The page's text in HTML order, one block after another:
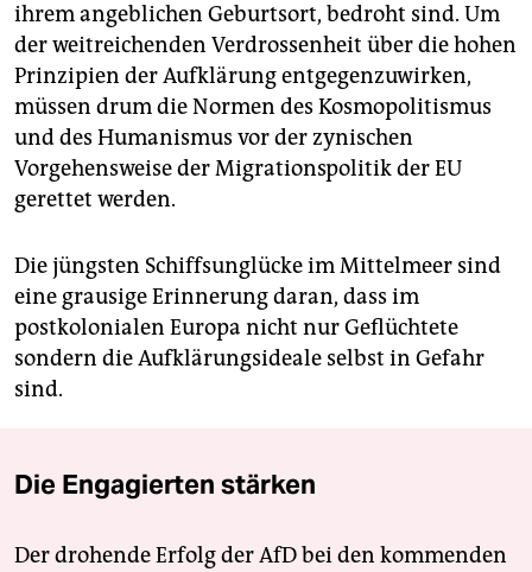
ihrem angeblichen Geburtsort, bedroht sind. Um
der weitreichenden Verdrossenheit über die hohen
Prinzipien der Aufklärung entgegenzuwirken,
müssen drum die Normen des Kosmopolitismus
und des Humanismus vor der zynischen
Vorgehensweise der Migrationspolitik der EU
gerettet werden.
Die jüngsten Schiffsunglücke im Mittelmeer sind
eine grausige Erinnerung daran, dass im
postkolonialen Europa nicht nur Geflüchtete
sondern die Aufklärungsideale selbst in Gefahr
sind.
Die Engagierten stärken
Der drohende Erfolg der AfD bei den kommenden